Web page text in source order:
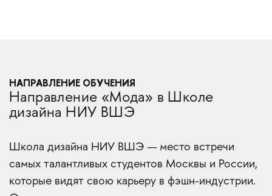
НАПРАВЛЕНИЕ ОБУЧЕНИЯ
Направление «Мода» в Школе
дизайна НИУ ВШЭ
Школа дизайна НИУ ВШЭ — место встречи
самых талантливых студентов Москвы и России,
которые видят свою карьеру в фэшн-индустрии.